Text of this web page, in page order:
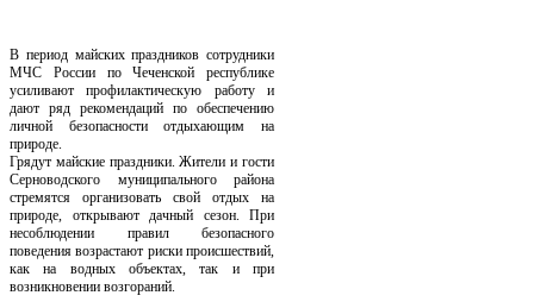
В период майских праздников сотрудники
МЧС России по Чеченской республике
усиливают профилактическую работу и
дают ряд рекомендаций по обеспечению
личной безопасности отдыхающим на
природе.
Грядут майские праздники. Жители и гости
Серноводского муниципального района
стремятся организовать свой отдых на
природе, открывают дачный сезон. При
несоблюдении правил безопасного
поведения возрастают риски происшествий,
как на водных объектах, так и при
возникновении возгораний.